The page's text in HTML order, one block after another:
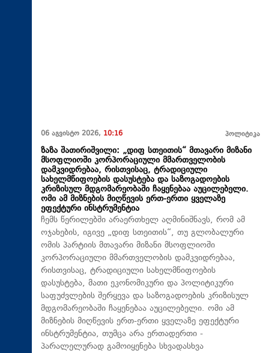
06 აგვისტო 2026, 10:16 პოლიტიკა
ზაზა შათირიშვილი: „დიფ სთეითის“ მთავარი მიზანი
მსოფლიოში კორპორაციული მმართველობის
დამკვიდრებაა, რისთვისაც, ტრადიციული
სახელმწიფოების დასუსტება და საზოგადოების
კრიზისულ მდგომარეობაში ჩაყენებაა აუცილებელი.
ომი ამ მიზნების მიღწევის ერთ-ერთი ყველაზე
ეფექტური ინსტრუმენტია
ჩემს წერილებში არაერთხელ აღმინიშნავს, რომ ამ
ოჯახების, იგივე „დიფ სთეითის“, თუ გლობალური
ომის პარტიის მთავარი მიზანი მსოფლიოში
კორპორაციული მმართველობის დამკვიდრებაა,
რისთვისაც, ტრადიციული სახელმწიფოების
დასუსტება, მათი ეკონომიკური და პოლიტიკური
საფუძვლების შერყევა და საზოგადოების კრიზისულ
მდგომარეობაში ჩაყენებაა აუცილებელი. ომი ამ
მიზნების მიღწევის ერთ-ერთი ყველაზე ეფექტური
ინსტრუმენტია, თუმცა არა ერთადერთი -
პარალელურად გამოიყენება სხვადასხვა